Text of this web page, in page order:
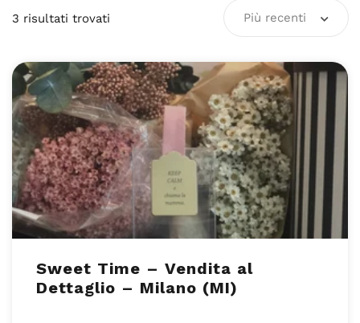
3 risultati trovati Più recenti
Sweet Time – Vendita al
Dettaglio – Milano (MI)